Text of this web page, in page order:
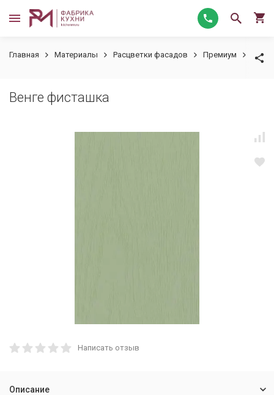
Главная Материалы Расцветки фасадов Премиум
Венге фисташка
Написать отзыв
Описание